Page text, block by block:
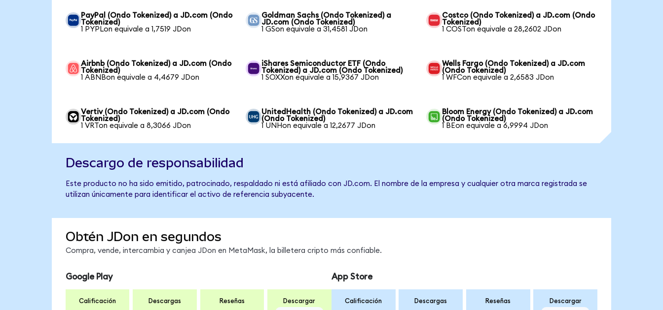
PayPal (Ondo Tokenized) a JD.com (Ondo
Tokenized)
1 PYPLon equivale a 1,7519 JDon
Goldman Sachs (Ondo Tokenized) a
JD.com (Ondo Tokenized)
1 GSon equivale a 31,4581 JDon
Costco (Ondo Tokenized) a JD.com (Ondo
Tokenized)
1 COSTon equivale a 28,2602 JDon
Airbnb (Ondo Tokenized) a JD.com (Ondo
Tokenized)
1 ABNBon equivale a 4,4679 JDon
iShares Semiconductor ETF (Ondo
Tokenized) a JD.com (Ondo Tokenized)
1 SOXXon equivale a 15,9367 JDon
Wells Fargo (Ondo Tokenized) a JD.com
(Ondo Tokenized)
1 WFCon equivale a 2,6583 JDon
Vertiv (Ondo Tokenized) a JD.com (Ondo
Tokenized)
1 VRTon equivale a 8,3066 JDon
UnitedHealth (Ondo Tokenized) a JD.com
(Ondo Tokenized)
1 UNHon equivale a 12,2677 JDon
Bloom Energy (Ondo Tokenized) a JD.com
(Ondo Tokenized)
1 BEon equivale a 6,9994 JDon
Descargo de responsabilidad
Este producto no ha sido emitido, patrocinado, respaldado ni está afiliado con JD.com. El nombre de la empresa y cualquier otra marca registrada se
utilizan únicamente para identificar el activo de referencia subyacente.
Obtén JDon en segundos
Compra, vende, intercambia y canjea JDon en MetaMask, la billetera cripto más confiable.
Google Play
Calificación Descargas Reseñas Descargar
App Store
Calificación Descargas Reseñas Descargar